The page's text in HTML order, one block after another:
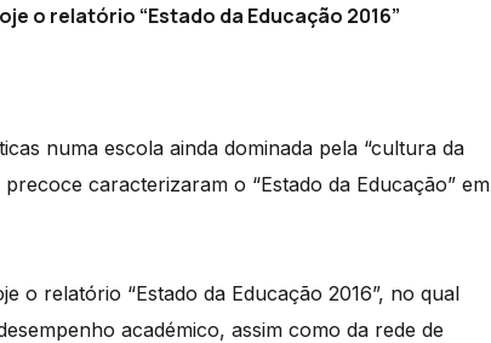
o relatório “Estado da Educação 2016”
numa escola ainda dominada pela “cultura da
caracterizaram o “Estado da Educação” em
o relatório “Estado da Educação 2016”, no qual
académico, assim como da rede de